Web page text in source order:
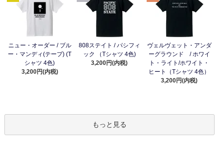
ニュー・オーダー / ブル
ー・マンディ(テープ) (T
シャツ 4色)
3,200円(内税)
808ステイト / パシフィ
ック （Tシャツ 4色)
3,200円(内税)
ヴェルヴェット・アンダ
ーグラウンド / ホワイ
ト・ライト/ホワイト・
ヒート（Tシャツ 4色）
3,200円(内税)
もっと見る